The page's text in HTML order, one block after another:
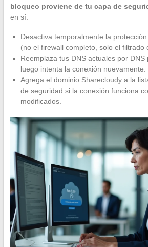
bloqueo proviene de tu capa de
en sí.
Desactiva temporalmente la
(no el firewall completo, solo el filtrado
Reemplaza tus DNS actuales por DNS
luego intenta la conexión nuevamente.
Agrega el dominio Sharecloudy a la
de seguridad si la conexión funciona
modificados.